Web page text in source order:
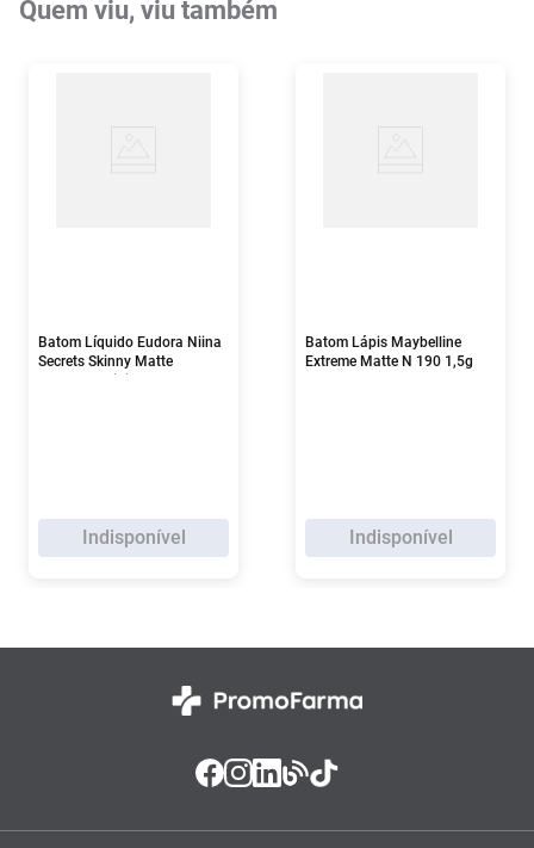
Quem viu, viu também
Batom Líquido Eudora Niina
Secrets Skinny Matte
Indisponível
Batom Lápis Maybelline
Extreme Matte N 190 1,5g
Indisponível